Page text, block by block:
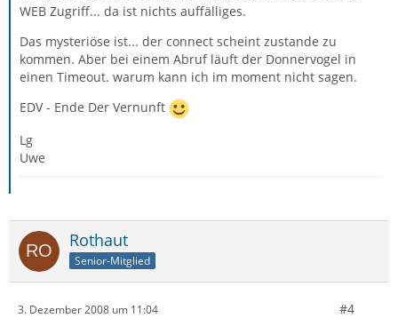
WEB Zugriff... da ist nichts auffälliges.
Das mysteriöse ist... der connect scheint zustande zu
kommen. Aber bei einem Abruf läuft der Donnervogel in
einen Timeout. warum kann ich im moment nicht sagen.
EDV - Ende Der Vernunft
Lg
Uwe
Rothaut
Senior-Mitglied
3. Dezember 2008 um 11:04 #4